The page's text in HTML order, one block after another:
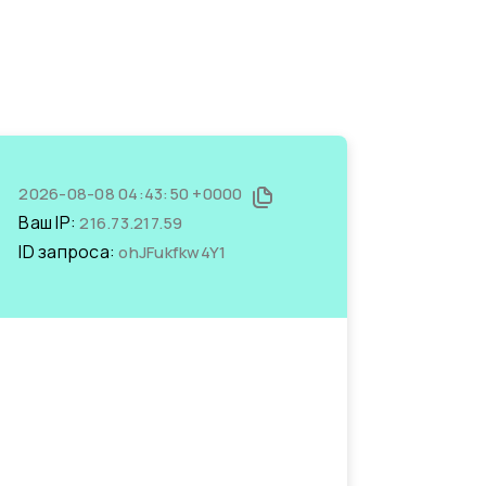
2026-08-08 04:43:50 +0000
Ваш IP:216.73.217.59
ID запроса:ohJFukfkw4Y1